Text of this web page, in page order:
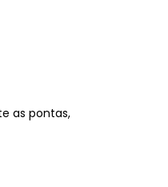
as pontas,